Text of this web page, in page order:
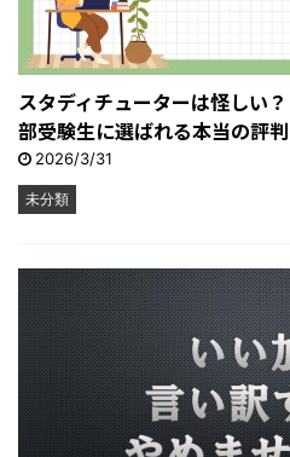
スタディチューターは怪しい
部受験生に選ばれる本当の評判
2026/3/31
未分類